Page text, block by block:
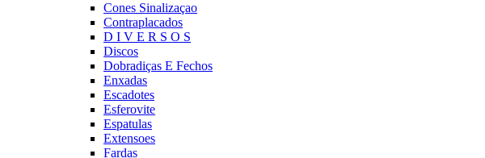
Cones Sinalizaçao
Contraplacados
D I V E R S O S
Discos
Dobradiças E Fechos
Enxadas
Escadotes
Esferovite
Espatulas
Extensoes
Fardas